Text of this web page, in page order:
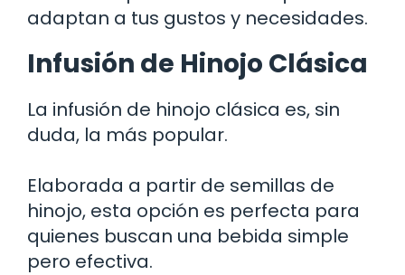
adaptan a tus gustos y necesidades.
Infusión de Hinojo Clásica
La infusión de hinojo clásica es, sin
duda, la más popular.
Elaborada a partir de semillas de
hinojo, esta opción es perfecta para
quienes buscan una bebida simple
pero efectiva.